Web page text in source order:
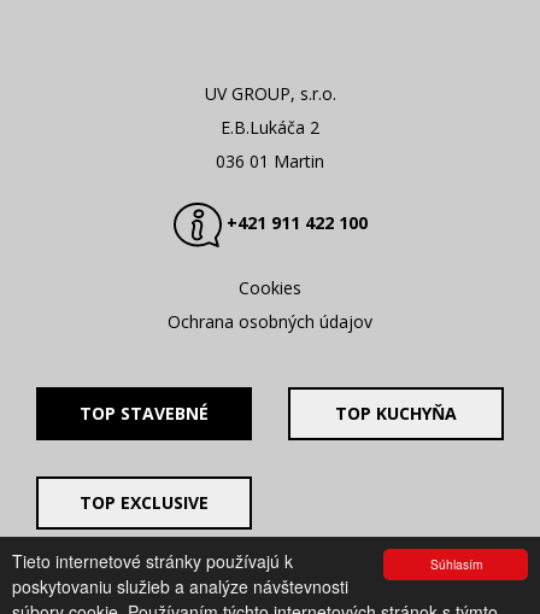
Súhlasím
Tieto internetové stránky používajú k
poskytovaniu služieb a analýze návštevnosti
UV GROUP, s.r.o.
E.B.Lukáča 2
036 01 Martin
+421 911 422 100
Cookies
Ochrana osobných údajov
TOP STAVEBNÉ TOP KUCHYŇA
TOP EXCLUSIVE
© 2008 - 2026. UV GROUP s.r.o. |
Created by CTS Europe
s.r.o.